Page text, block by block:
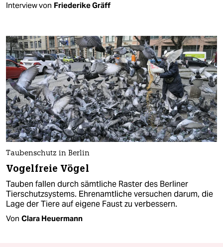
Interview von Friederike Gräff
Taubenschutz in Berlin
Vogelfreie Vögel
Tauben fallen durch sämtliche Raster des Berliner
Tierschutzsystems. Ehrenamtliche versuchen darum, die
Lage der Tiere auf eigene Faust zu verbessern.
Von Clara Heuermann